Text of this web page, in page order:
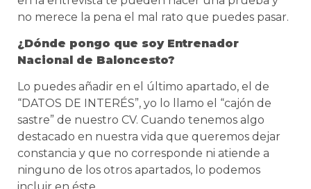
no merece la pena el mal rato que puedes pasar.
¿Dónde pongo que soy Entrenador
Nacional de Baloncesto?
Lo puedes añadir en el último apartado, el de
“DATOS DE INTERÉS”, yo lo llamo el “cajón de
sastre” de nuestro CV. Cuando tenemos algo
destacado en nuestra vida que queremos dejar
constancia y que no corresponde ni atiende a
ninguno de los otros apartados, lo podemos